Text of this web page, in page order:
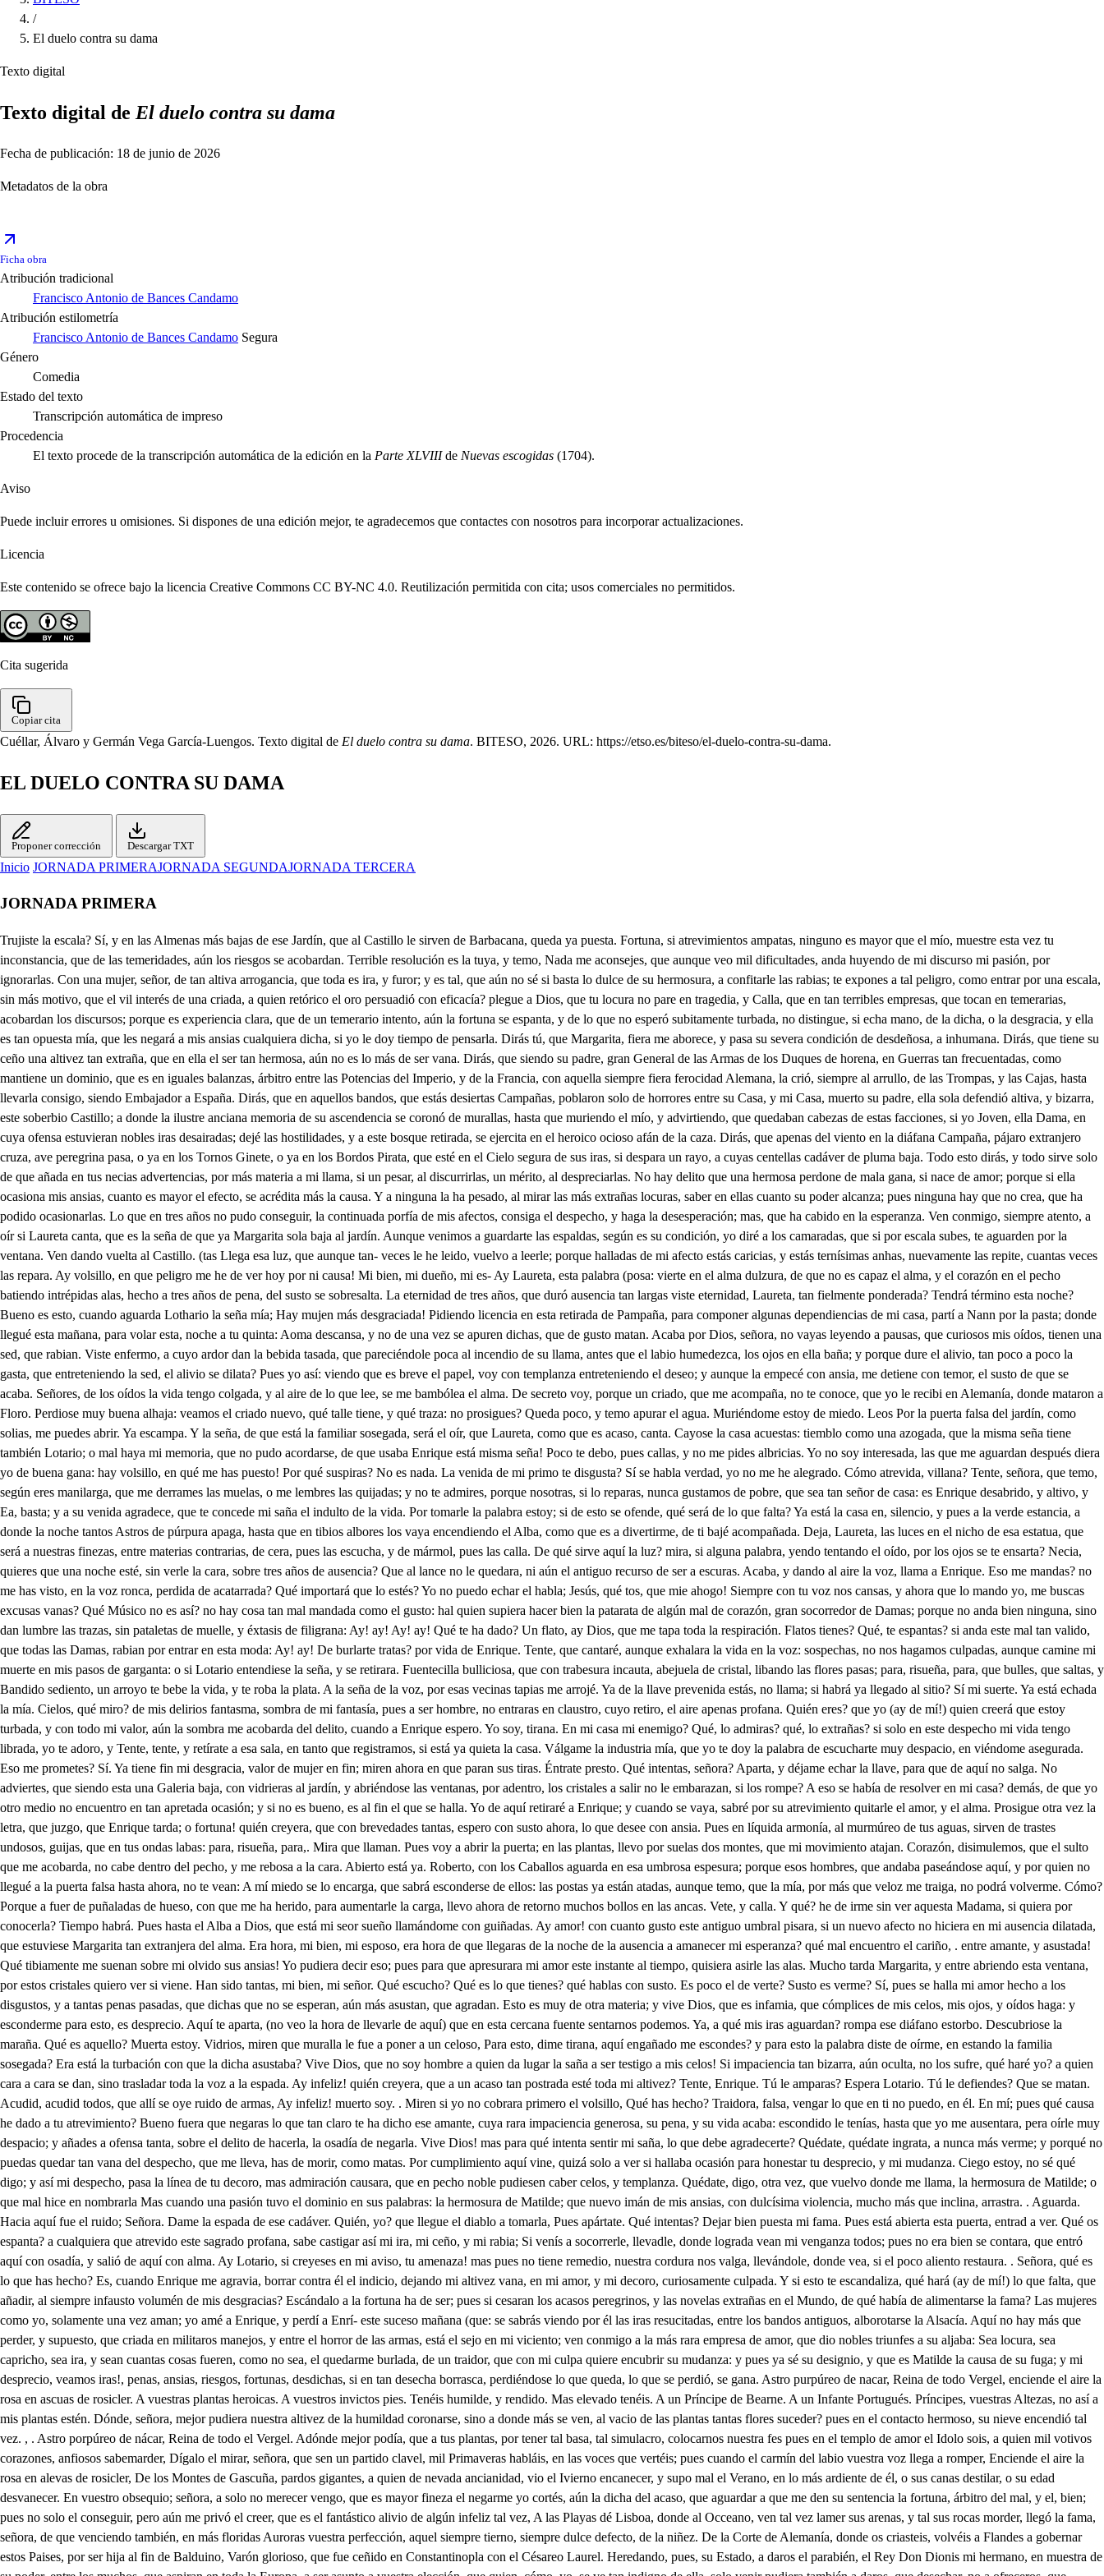
/
El duelo contra su dama
Texto digital
Texto digital de El duelo contra su dama
Fecha de publicación: 18 de junio de 2026
Metadatos de la obra
Ficha obra
Atribución tradicional
Francisco Antonio de Bances Candamo
Atribución estilometría
Francisco Antonio de Bances Candamo Segura
Género
Comedia
Estado del texto
Transcripción automática de impreso
Procedencia
El texto procede de la transcripción automática de la edición en la Parte XLVIIIde Nuevas escogidas (1704).
Aviso
Puede incluir errores u omisiones. Si dispones de una edición mejor, te agradecemos que contactes con nosotros para incorporar actualizaciones.
Licencia
Este contenido se ofrece bajo la licencia Creative Commons CC BY-NC 4.0. Reutilización permitida con cita; usos comerciales no permitidos.
Cita sugerida
Copiar cita
Cuéllar, Álvaro y Germán Vega García-Luengos. Texto digital de El duelo contra su dama. BITESO, 2026. URL: https://etso.es/biteso/el-duelo-contra-su-dama.
EL DUELO CONTRA SU DAMA
Proponer corrección Descargar TXT
Inicio JORNADA PRIMERAJORNADA SEGUNDAJORNADA TERCERA
JORNADA PRIMERA
Trujiste la escala? Sí, y en las Almenas más bajas de ese Jardín, que al Castillo le sirven de Barbacana, queda ya puesta. Fortuna, si atrevimientos ampatas, ninguno es mayor que el mío, muestre esta vez tu inconstancia, que de las temeridades, aún los riesgos se acobardan. Terrible resolución es la tuya, y temo, Nada me aconsejes, que aunque veo mil dificultades, anda huyendo de mi discurso mi pasión, por ignorarlas. Con una mujer, señor, de tan altiva arrogancia, que toda es ira, y furor; y es tal, que aún no sé si basta lo dulce de su hermosura, a confitarle las rabias; te expones a tal peligro, como entrar por una escala, sin más motivo, que el vil interés de una criada, a quien retórico el oro persuadió con eficacía? plegue a Dios, que tu locura no pare en tragedia, y Calla, que en tan terribles empresas, que tocan en temerarias, acobardan los discursos; porque es experiencia clara, que de un temerario intento, aún la fortuna se espanta, y de lo que no esperó subitamente turbada, no distingue, si echa mano, de la dicha, o la desgracia, y ella es tan opuesta mía, que les negará a mis ansias cualquiera dicha, si yo le doy tiempo de pensarla. Dirás tú, que Margarita, fiera me aborece, y pasa su severa condición de desdeñosa, a inhumana. Dirás, que tiene su ceño una altivez tan extraña, que en ella el ser tan hermosa, aún no es lo más de ser vana. Dirás, que siendo su padre, gran General de las Armas de los Duques de horena, en Guerras tan frecuentadas, como mantiene un dominio, que es en iguales balanzas, árbitro entre las Potencias del Imperio, y de la Francia, con aquella siempre fiera ferocidad Alemana, la crió, siempre al arrullo, de las Trompas, y las Cajas, hasta llevarla consigo, siendo Embajador a España. Dirás, que en aquellos bandos, que estás desiertas Campañas, poblaron solo de horrores entre su Casa, y mi Casa, muerto su padre, ella sola defendió altiva, y bizarra, este soberbio Castillo; a donde la ilustre anciana memoria de su ascendencia se coronó de murallas, hasta que muriendo el mío, y advirtiendo, que quedaban cabezas de estas facciones, si yo Joven, ella Dama, en cuya ofensa estuvieran nobles iras desairadas; dejé las hostilidades, y a este bosque retirada, se ejercita en el heroico ocioso afán de la caza. Dirás, que apenas del viento en la diáfana Campaña, pájaro extranjero cruza, ave peregrina pasa, o ya en los Tornos Ginete, o ya en los Bordos Pirata, que esté en el Cielo segura de sus iras, si despara un rayo, a cuyas centellas cadáver de pluma baja. Todo esto dirás, y todo sirve solo de que añada en tus necias advertencias, por más materia a mi llama, si un pesar, al discurrirlas, un mérito, al despreciarlas. No hay delito que una hermosa perdone de mala gana, si nace de amor; porque si ella ocasiona mis ansias, cuanto es mayor el efecto, se acrédita más la causa. Y a ninguna la ha pesado, al mirar las más extrañas locuras, saber en ellas cuanto su poder alcanza; pues ninguna hay que no crea, que ha podido ocasionarlas. Lo que en tres años no pudo conseguir, la continuada porfía de mis afectos, consiga el despecho, y haga la desesperación; mas, que ha cabido en la esperanza. Ven conmigo, siempre atento, a oír si Laureta canta, que es la seña de que ya Margarita sola baja al jardín. Aunque venimos a guardarte las espaldas, según es su condición, yo diré a los camaradas, que si por escala subes, te aguarden por la ventana. Ven dando vuelta al Castillo. (tas Llega esa luz, que aunque tan- veces le he leido, vuelvo a leerle; porque halladas de mi afecto estás caricias, y estás ternísimas anhas, nuevamente las repite, cuantas veces las repara. Ay volsillo, en que peligro me he de ver hoy por ni causa! Mi bien, mi dueño, mi es- Ay Laureta, esta palabra (posa: vierte en el alma dulzura, de que no es capaz el alma, y el corazón en el pecho batiendo intrépidas alas, hecho a tres años de pena, del susto se sobresalta. La eternidad de tres años, que duró ausencia tan largas viste eternidad, Laureta, tan fielmente ponderada? Tendrá término esta noche? Bueno es esto, cuando aguarda Lothario la seña mía; Hay mujen más desgraciada! Pidiendo licencia en esta retirada de Pampaña, para componer algunas dependiencias de mi casa, partí a Nann por la pasta; donde llegué esta mañana, para volar esta, noche a tu quinta: Aoma descansa, y no de una vez se apuren dichas, que de gusto matan. Acaba por Dios, señora, no vayas leyendo a pausas, que curiosos mis oídos, tienen una sed, que rabian. Viste enfermo, a cuyo ardor dan la bebida tasada, que pareciéndole poca al incendio de su llama, antes que el labio humedezca, los ojos en ella baña; y porque dure el alivio, tan poco a poco la gasta, que entreteniendo la sed, el alivio se dilata? Pues yo así: viendo que es breve el papel, voy con templanza entreteniendo el deseo; y aunque la empecé con ansia, me detiene con temor, el susto de que se acaba. Señores, de los oídos la vida tengo colgada, y al aire de lo que lee, se me bambólea el alma. De secreto voy, porque un criado, que me acompaña, no te conoce, que yo le recibi en Alemanía, donde mataron a Floro. Perdiose muy buena alhaja: veamos el criado nuevo, qué talle tiene, y qué traza: no prosigues? Queda poco, y temo apurar el agua. Muriéndome estoy de miedo. Leos Por la puerta falsa del jardín, como solias, me puedes abrir. Ya escampa. Y la seña, de que está la familiar sosegada, será el oír, que Laureta, como que es acaso, canta. Cayose la casa acuestas: tiemblo como una azogada, que la misma seña tiene también Lotario; o mal haya mi memoria, que no pudo acordarse, de que usaba Enrique está misma seña! Poco te debo, pues callas, y no me pides albricias. Yo no soy interesada, las que me aguardan después diera yo de buena gana: hay volsillo, en qué me has puesto! Por qué suspiras? No es nada. La venida de mi primo te disgusta? Sí se habla verdad, yo no me he alegrado. Cómo atrevida, villana? Tente, señora, que temo, según eres manilarga, que me derrames las muelas, o me lembres las quijadas; y no te admires, porque nosotras, si lo reparas, nunca gustamos de pobre, que sea tan señor de casa: es Enrique desabrido, y altivo, y Ea, basta; y a su venida agradece, que te concede mi saña el indulto de la vida. Por tomarle la palabra estoy; si de esto se ofende, qué será de lo que falta? Ya está la casa en, silencio, y pues a la verde estancia, a donde la noche tantos Astros de púrpura apaga, hasta que en tibios albores los vaya encendiendo el Alba, como que es a divertirme, de ti bajé acompañada. Deja, Laureta, las luces en el nicho de esa estatua, que será a nuestras finezas, entre materias contrarias, de cera, pues las escucha, y de mármol, pues las calla. De qué sirve aquí la luz? mira, si alguna palabra, yendo tentando el oído, por los ojos se te ensarta? Necia, quieres que una noche esté, sin verle la cara, sobre tres años de ausencia? Que al lance no le quedara, ni aún el antiguo recurso de ser a escuras. Acaba, y dando al aire la voz, llama a Enrique. Eso me mandas? no me has visto, en la voz ronca, perdida de acatarrada? Qué importará que lo estés? Yo no puedo echar el habla; Jesús, qué tos, que mie ahogo! Siempre con tu voz nos cansas, y ahora que lo mando yo, me buscas excusas vanas? Qué Músico no es así? no hay cosa tan mal mandada como el gusto: hal quien supiera hacer bien la patarata de algún mal de corazón, gran socorredor de Damas; porque no anda bien ninguna, sino dan lumbre las trazas, sin pataletas de muelle, y éxtasis de filigrana: Ay! ay! Ay! ay! Qué te ha dado? Un flato, ay Dios, que me tapa toda la respiración. Flatos tienes? Qué, te espantas? si anda este mal tan valido, que todas las Damas, rabian por entrar en esta moda: Ay! ay! De burlarte tratas? por vida de Enrique. Tente, que cantaré, aunque exhalara la vida en la voz: sospechas, no nos hagamos culpadas, aunque camine mi muerte en mis pasos de garganta: o si Lotario entendiese la seña, y se retirara. Fuentecilla bulliciosa, que con trabesura incauta, abejuela de cristal, libando las flores pasas; para, risueña, para, que bulles, que saltas, y Bandido sediento, un arroyo te bebe la vida, y te roba la plata. A la seña de la voz, por esas vecinas tapias me arrojé. Ya de la llave prevenida estás, no llama; si habrá ya llegado al sitio? Sí mi suerte. Ya está echada la mía. Cielos, qué miro? de mis delirios fantasma, sombra de mi fantasía, pues a ser hombre, no entraras en claustro, cuyo retiro, el aire apenas profana. Quién eres? que yo (ay de mí!) quien creerá que estoy turbada, y con todo mi valor, aún la sombra me acobarda del delito, cuando a Enrique espero. Yo soy, tirana. En mi casa mi enemigo? Qué, lo admiras? qué, lo extrañas? si solo en este despecho mi vida tengo librada, yo te adoro, y Tente, tente, y retírate a esa sala, en tanto que registramos, si está ya quieta la casa. Válgame la industria mía, que yo te doy la palabra de escucharte muy despacio, en viéndome asegurada. Eso me prometes? Sí. Ya tiene fin mi desgracia, valor de mujer en fin; miren ahora en que paran sus tiras. Éntrate presto. Qué intentas, señora? Aparta, y déjame echar la llave, para que de aquí no salga. No adviertes, que siendo esta una Galeria baja, con vidrieras al jardín, y abriéndose las ventanas, por adentro, los cristales a salir no le embarazan, si los rompe? A eso se había de resolver en mi casa? demás, de que yo otro medio no encuentro en tan apretada ocasión; y si no es bueno, es al fin el que se halla. Yo de aquí retiraré a Enrique; y cuando se vaya, sabré por su atrevimiento quitarle el amor, y el alma. Prosigue otra vez la letra, que juzgo, que Enrique tarda; o fortuna! quién creyera, que con brevedades tantas, espero con susto ahora, lo que desee con ansia. Pues en líquida armonía, al murmúreo de tus aguas, sirven de trastes undosos, guijas, que en tus ondas labas: para, risueña, para,. Mira que llaman. Pues voy a abrir la puerta; en las plantas, llevo por suelas dos montes, que mi movimiento atajan. Corazón, disimulemos, que el sulto que me aco